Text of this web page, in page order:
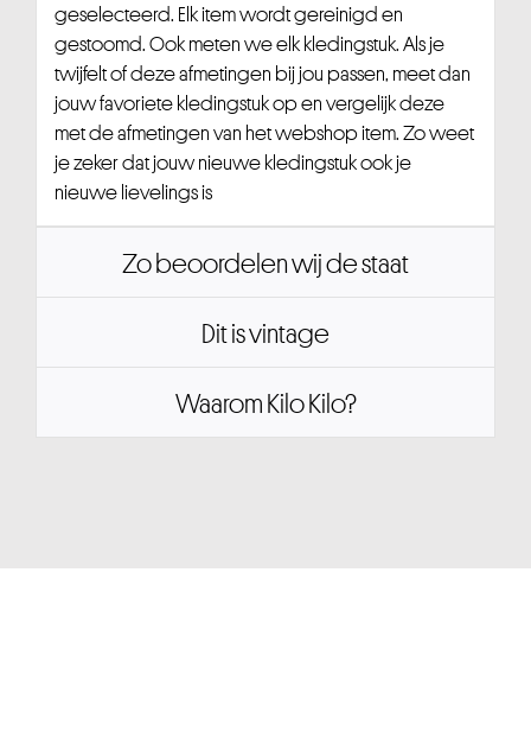
geselecteerd. Elk item wordt gereinigd en
gestoomd. Ook meten we elk kledingstuk. Als je
twijfelt of deze afmetingen bij jou passen, meet dan
jouw favoriete kledingstuk op en vergelijk deze
met de afmetingen van het webshop item. Zo weet
je zeker dat jouw nieuwe kledingstuk ook je
nieuwe lievelings is
Zo beoordelen wij de staat
Dit is vintage
Waarom Kilo Kilo?